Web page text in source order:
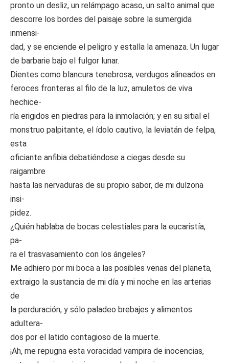
pronto un desliz, un relámpago acaso, un salto animal que
descorre los bordes del paisaje sobre la sumergida
inmensi-
dad, y se enciende el peligro y estalla la amenaza. Un lugar
de barbarie bajo el fulgor lunar.
Dientes como blancura tenebrosa, verdugos alineados en
feroces fronteras al filo de la luz, amuletos de viva
hechice-
ría erigidos en piedras para la inmolación; y en su sitial el
monstruo palpitante, el ídolo cautivo, la leviatán de felpa,
esta
oficiante anfibia debatiéndose a ciegas desde su
raigambre
hasta las nervaduras de su propio sabor, de mi dulzona
insi-
pidez.
¿Quién hablaba de bocas celestiales para la eucaristía,
pa-
ra el trasvasamiento con los ángeles?
Me adhiero por mi boca a las posibles venas del planeta,
extraigo la sustancia de mi día y mi noche en las arterias
de
la perduración, y sólo paladeo brebajes y alimentos
adultera-
dos por el latido contagioso de la muerte.
¡Ah, me repugna esta voracidad vampira de inocencias,